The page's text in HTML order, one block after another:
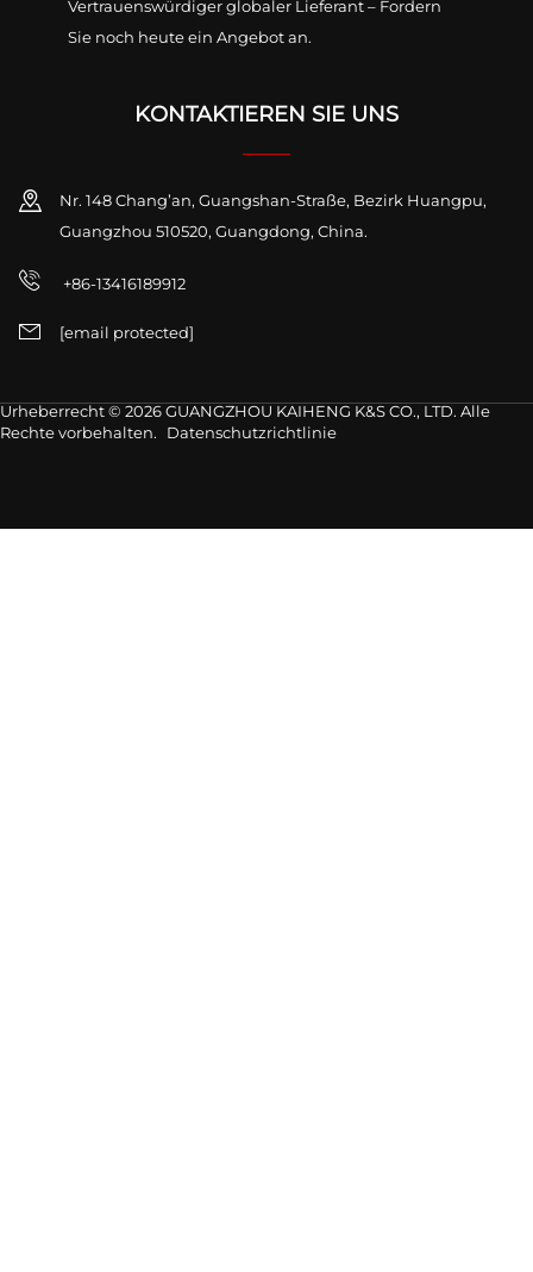
Vertrauenswürdiger globaler Lieferant – Fordern
Sie noch heute ein Angebot an.
KONTAKTIEREN SIE UNS
Nr. 148 Chang’an, Guangshan-Straße, Bezirk Huangpu,
Guangzhou 510520, Guangdong, China.
+86-13416189912
[email protected]
Urheberrecht © 2026 GUANGZHOU KAIHENG K&S CO., LTD. Alle
Rechte vorbehalten.
Datenschutzrichtlinie